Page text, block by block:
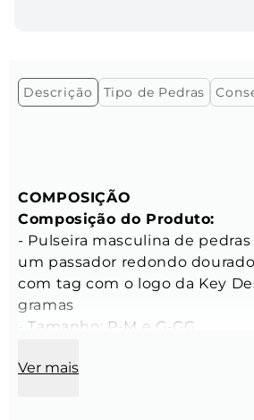
Descrição Tipo de Pedras
COMPOSIÇÃO
Composição do Produto:
- Pulseira masculina de
um passador redondo
com tag com o logo da Key
gramas
- Tamanho: P-M e G-GG
CARACTERÍSTICAS
Ver mais